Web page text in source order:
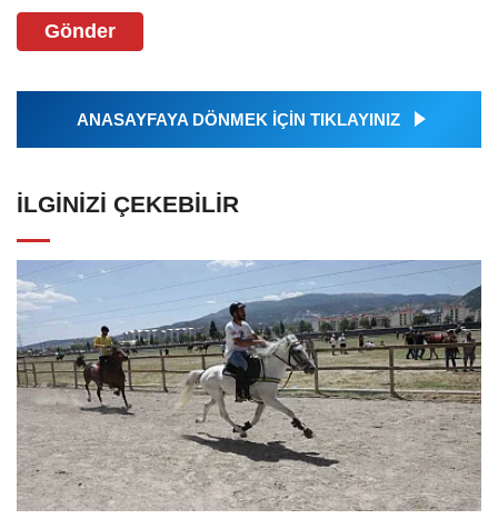
Gönder
ANASAYFAYA DÖNMEK İÇİN TIKLAYINIZ
İLGINIZI ÇEKEBILIR